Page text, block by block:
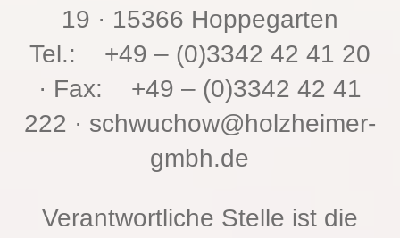
19 · 15366 Hoppegarten
Tel.: +49 – (0)3342 42 41 20
· Fax: +49 – (0)3342 42 41
222 · schwuchow@holzheimer-
gmbh.de
Verantwortliche Stelle ist die